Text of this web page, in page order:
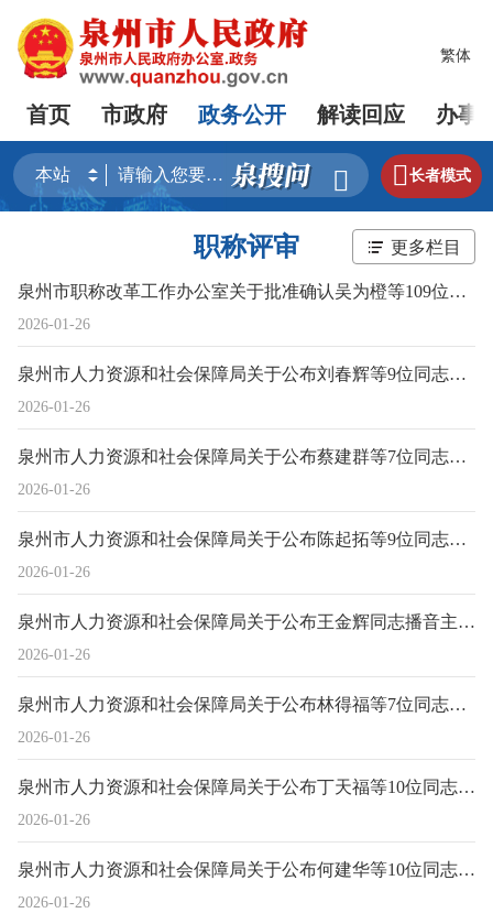
繁体
首页 市政府 政务公开 解读回应 办事
 长者模式
职称评审 更多栏目
2026-01-26
泉州市职称改革工作办公室关于批准确认吴为橙等109位同志工艺美术师专业技术任职资格的通知
2026-01-26
泉州市人力资源和社会保障局关于公布刘春辉等9位同志环保专业高级工程师职称的通知
2026-01-26
泉州市人力资源和社会保障局关于公布蔡建群等7位同志交通专业高级工程师职称的通知
2026-01-26
泉州市人力资源和社会保障局关于公布陈起拓等9位同志新闻系列副高级职务任职资格的通知
2026-01-26
泉州市人力资源和社会保障局关于公布王金辉同志播音主持系列播音指导任职资格的通知
2026-01-26
泉州市人力资源和社会保障局关于公布林得福等7位同志机械专业高级工程师职称的通知
2026-01-26
泉州市人力资源和社会保障局关于公布丁天福等10位同志艺术系列副高级职务任职资格的通知
2026-01-26
泉州市人力资源和社会保障局关于公布何建华等10位同志正高级工程师职务任职资格的通知